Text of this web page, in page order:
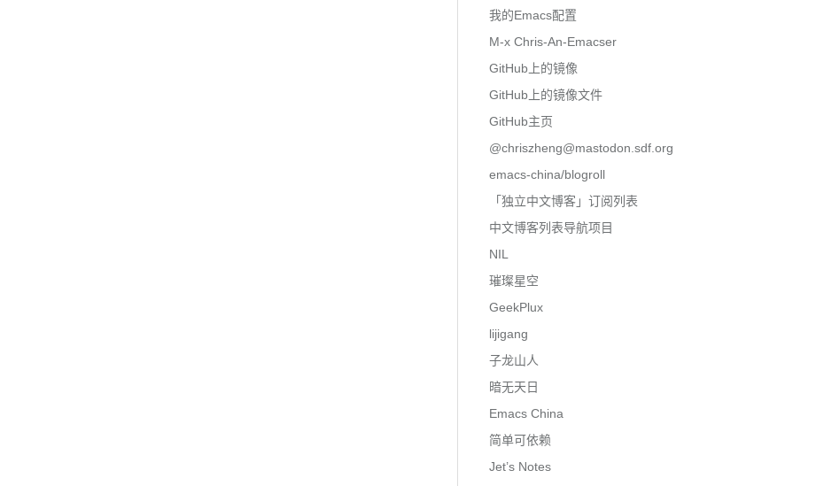
我的Emacs配置
M-x Chris-An-Emacser
GitHub上的镜像
GitHub上的镜像文件
GitHub主页
@chriszheng@mastodon.sdf.org
emacs-china/blogroll
「独立中文博客」订阅列表
中文博客列表导航项目
NIL
璀璨星空
GeekPlux
lijigang
子龙山人
暗无天日
Emacs China
简单可依赖
Jet’s Notes